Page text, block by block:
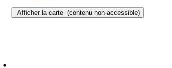
Afficher la carte (contenu non-accessible)